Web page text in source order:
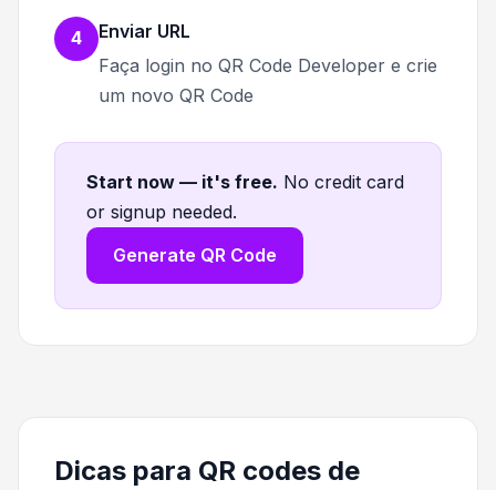
4
Enviar URL
Faça login no QR Code Developer e crie
um novo QR Code
Start now — it's free. No credit card
or signup needed.
Generate QR Code
Dicas para QR codes de